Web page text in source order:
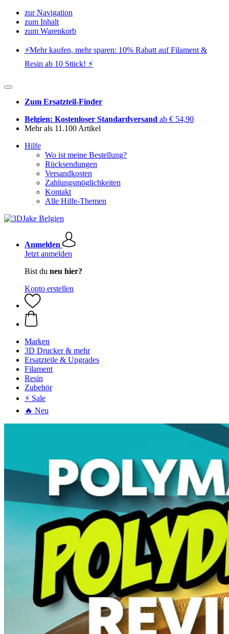
zur Navigation
zum Inhalt
zum Warenkorb
⚡️Mehr kaufen, mehr sparen: 10% Rabatt auf Filament &
Resin ab 10 Stück! ⚡️
Zum Ersatzteil-Finder
Belgien: Kostenloser Standardversand ab € 54,90
Mehr als 11.100 Artikel
Hilfe
Wo ist meine Bestellung?
Rücksendungen
Versandkosten
Zahlungsmöglichkeiten
Kontakt
Alle Hilfe-Themen
Anmelden
Jetzt anmelden
Bist du neu hier?
Konto erstellen
Marken
3D Drucker & mehr
Ersatzteile & Upgrades
Filament
Resin
Zubehör
⚡ Sale
🔥 Neu